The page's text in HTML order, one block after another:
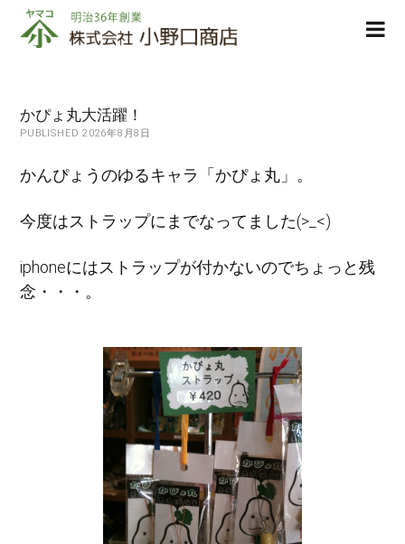
株
式
小
野
商
かぴょ丸大活躍！
PUBLISHED 2026年8月8日
かんぴょうのゆるキャラ「かぴょ丸」。
今度はストラップにまでなってました(>_<)
iphoneにはストラップが付かないのでちょっと残
念・・・。